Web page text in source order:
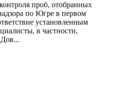
проб, отобранных
по Югре в первом
установленным
в частности,